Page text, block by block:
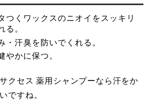
つくワックスのニオイをスッキリ
る。
・汗臭を防いでくれる。
やかに保つ。
クセス 薬用シャンプーなら汗をか
ですね。